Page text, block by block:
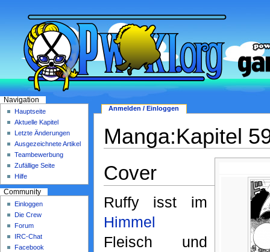
Manga:Kapitel
Cover
Ruffy isst im
Himmel
Fleisch und
Anmelden / Einloggen
Navigation
Hauptseite
Aktuelle Kapitel
Letzte Änderungen
Ausgezeichnete Artikel
Teambewerbung
Zufällige Seite
Hilfe
Community
Einloggen
Die Crew
Forum
IRC-Chat
Facebook